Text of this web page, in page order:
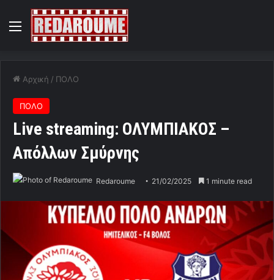
Menu
Αρχική / ΠΟΛΟ
ΠΟΛΟ
Live streaming: ΟΛΥΜΠΙΑΚΟΣ –
Απόλλων Σμύρνης
Redaroume 21/02/2025 1 minute read